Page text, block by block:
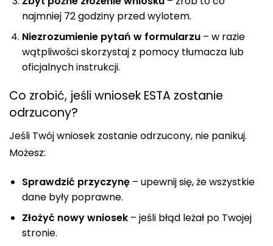
najmniej 72 godziny przed wylotem.
Niezrozumienie pytań w formularzu– w razie
wątpliwości skorzystaj z pomocy tłumacza lub
oficjalnych instrukcji.
Co zrobić, jeśli wniosek ESTA zostanie
odrzucony?
Jeśli Twój wniosek zostanie odrzucony, nie panikuj.
Możesz:
Sprawdzić przyczynę– upewnij się, że wszystkie
dane były poprawne.
Złożyć nowy wniosek– jeśli błąd leżał po Twojej
stronie.